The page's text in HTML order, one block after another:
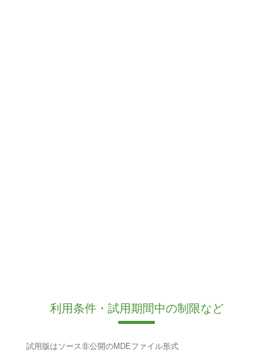
利用条件・試用期間中の制限など
試用版はソース非公開のMDEファイル形式